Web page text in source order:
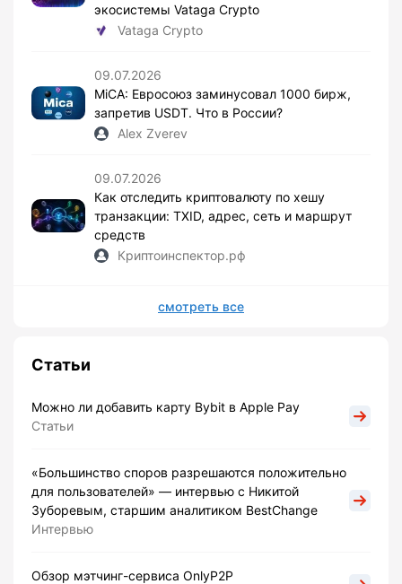
экосистемы Vataga Crypto
Vataga Crypto
09.07.2026
MiCA: Евросоюз заминусовал 1000 бирж,
запретив USDT. Что в России?
Alex Zverev
09.07.2026
Как отследить криптовалюту по хешу
транзакции: TXID, адрес, сеть и маршрут
средств
Криптоинспектор.рф
смотреть все
Статьи
Можно ли добавить карту Bybit в Apple Pay
Статьи
«Большинство споров разрешаются положительно
для пользователей» — интервью с Никитой
Зуборевым, старшим аналитиком BestChange
Интервью
Обзор мэтчинг-сервиса OnlyP2P